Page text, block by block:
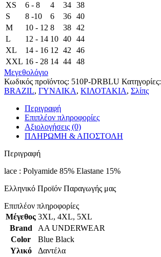
XS
6 - 8 4 34 38
S
8 -10 6 36 40
M
10 - 12 8 38 42
L
12 - 14 10 40 44
XL
14 - 16 12 42
46
XXL 16 - 28 14 44 48
Μεγεθολόγιο
Κωδικός προϊόντος: 510P-DRBLU Κατηγορίες:
BRAZIL, ΓΥΝΑΙΚΑ, ΚΙΛΟΤΑΚΙΑ, Σλίπς
Περιγραφή
Επιπλέον πληροφορίες
Αξιολογήσεις (0)
ΠΛΗΡΩΜΗ & ΑΠΟΣΤΟΛΗ
Περιγραφή
lace : Polyamide 85% Elastane 15%
Ελληνικό Προϊόν Παραγωγής μας
Επιπλέον πληροφορίες
Μέγεθος 3XL, 4XL, 5XL
Brand
AA UNDERWEAR
Color
Blue Black
Υλικό
Δαντέλα